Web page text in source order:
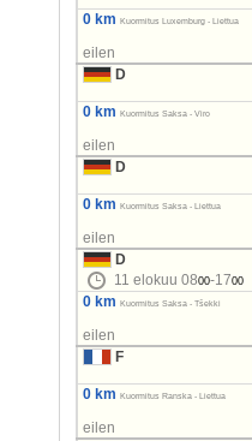
0 km Kuormitus Luxemburg - Liettua
eilen
D
0 km Kuormitus Saksa - Viro
eilen
D
0 km Kuormitus Saksa - Liettua
eilen
D
11 elokuu 0800-1700
0 km Kuormitus Saksa - Tšekki
eilen
F
0 km Kuormitus Ranska - Liettua
eilen